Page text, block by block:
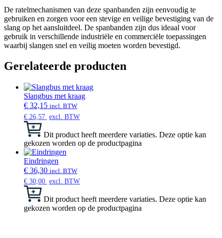
De ratelmechanismen van deze spanbanden zijn eenvoudig te
gebruiken en zorgen voor een stevige en veilige bevestiging van de
slang op het aansluitdeel. De spanbanden zijn dus ideaal voor
gebruik in verschillende industriële en commerciële toepassingen
waarbij slangen snel en veilig moeten worden bevestigd.
Gerelateerde producten
Slangbus met kraag
€ 32,15 incl. BTW
€ 26,57 excl. BTW
Dit product heeft meerdere variaties. Deze optie kan
gekozen worden op de productpagina
Eindringen
€ 36,30 incl. BTW
€ 30,00 excl. BTW
Dit product heeft meerdere variaties. Deze optie kan
gekozen worden op de productpagina